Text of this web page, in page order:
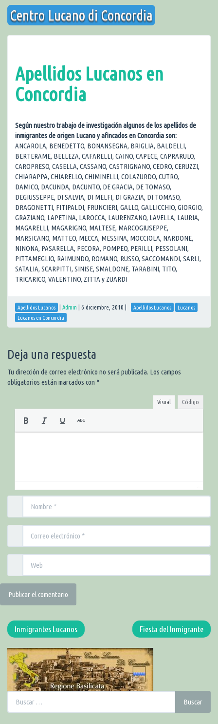
Saltar
contenido
Centro Lucano di Concordia
Apellidos Lucanos en
Concordia
Según nuestro trabajo de investigación algunos de los apellidos de
inmigrantes de origen Lucano y afincados en Concordia son:
ANCAROLA, BENEDETTO, BONANSEGNA, BRIGLIA, BALDELLI,
BERTERAME, BELLEZA, CAFARELLI, CAINO, CAPECE, CAPRARULO,
CAROPRESO, CASELLA, CASSANO, CASTRIGNANO, CEDRO, CERUZZI,
CHIARAPPA, CHIARELLO, CHIMINELLI, COLAZURDO, CUTRO,
DAMICO, DACUNDA, DACUNTO, DE GRACIA, DE TOMASO,
DEGIUSSEPPE, DI SALVIA, DI MELFI, DI GRAZIA, DI TOMASO,
DRAGONETTI, FITIPALDI, FRUNCIERI, GALLO, GALLICCHIO, GIORGIO,
GRAZIANO, LAPETINA, LAROCCA, LAURENZANO, LAVELLA, LAURIA,
MAGARELLI, MAGARIGNO, MALTESE, MARCOGIUSEPPE,
MARSICANO, MATTEO, MECCA, MESSINA, MOCCIOLA, NARDONE,
NINONA, PASARELLA, PECORA, POMPEO, PERILLI, PESSOLANI,
PITTAMEGLIO, RAIMUNDO, ROMANO, RUSSO, SACCOMANDI, SARLI,
SATALIA, SCARPITTI, SINISE, SMALDONE, TARABINI, TITO,
TRICARICO, VALENTINO, ZITTA y ZUARDI
Apellidos Lucanos Admin 6 diciembre, 2010 Apellidos Lucanos
Lucanos
Lucanos en Concordia
Deja una respuesta
Tu dirección de correo electrónico no será publicada. Los campos
obligatorios están marcados con *
Visual Código
Fiesta del Inmigrante
Inmigrantes Lucanos
Buscar:
Buscar